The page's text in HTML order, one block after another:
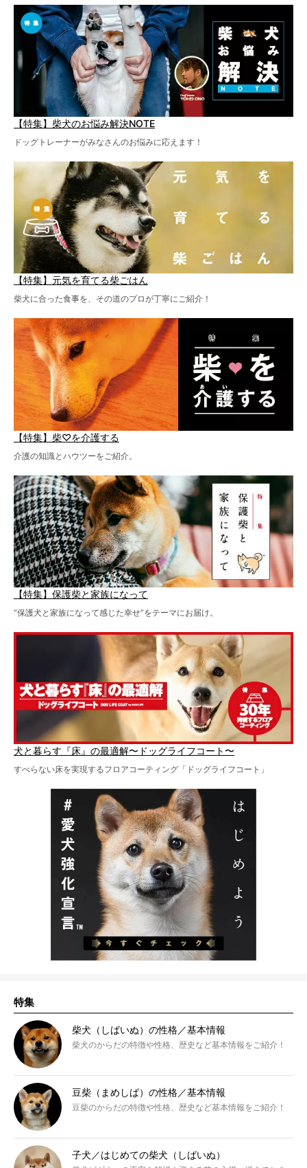
【特集】柴犬のお悩み解決NOTE
ドッグトレーナーがみなさんのお悩みに応えます！
【特集】元気を育てる柴ごはん
柴犬に合った食事を、その道のプロが丁寧にご紹介！
【特集】柴♡を介護する
介護の知識とハウツーをご紹介。
【特集】保護柴と家族になって
“保護犬と家族になって感じた幸せ”をテーマにお届け。
犬と暮らす『床』の最適解〜ドッグライフコート〜
すべらない床を実現するフロアコーティング「ドッグライフコート」
特集
柴犬（しばいぬ）の性格／基本情報
柴犬のからだの特徴や性格、歴史など基本情報をご紹介！
豆柴（まめしば）の性格／基本情報
豆柴のからだの特徴や性格、歴史など基本情報をご紹介！
子犬／はじめての柴犬（しばいぬ）